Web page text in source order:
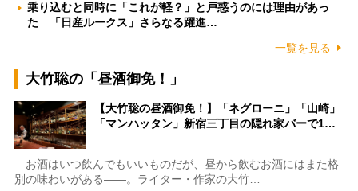
乗り込むと同時に「これが軽？」と戸惑うのには理由があっ
た 「日産ルークス」さらなる躍進…
一覧を見る
大竹聡の「昼酒御免！」
【大竹聡の昼酒御免！】「ネグローニ」「山崎」
「マンハッタン」新宿三丁目の隠れ家バーで1…
お酒はいつ飲んでもいいものだが、昼から飲むお酒にはまた格
別の味わいがある――。ライター・作家の大竹…